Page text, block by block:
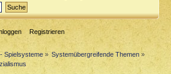
Registrieren
Spielsysteme» Systemübergreifende Themen »